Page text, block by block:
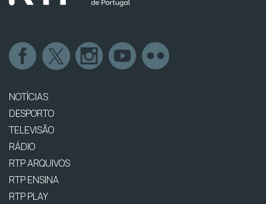
NOTÍCIAS
DESPORTO
TELEVISÃO
RÁDIO
RTP ARQUIVOS
RTP ENSINA
RTP PLAY